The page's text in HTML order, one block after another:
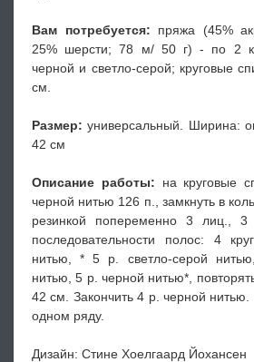
Вам потребуется: пряжа (45%
25% шерсти; 78 м/ 50 г) - по 2
черной и светло-серой; круговые
см.
Размер: универсальный. Ширина:
42 см
Описание работы: на круговые
черной нитью 126 п., замкнуть в
резинкой попеременно 3 лиц.,
последовательности полос: 4
нитью, * 5 р. светло-серой
нитью, 5 р. черной нитью*,
42 см. Закончить 4 р. черной нитью.
одном ряду.
Дизайн: Стине Хоелгаард Йохансен